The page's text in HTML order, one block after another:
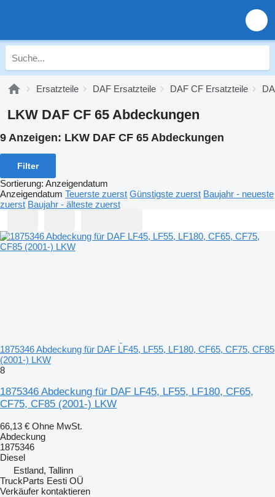
Ersatzteile DAF Ersatzteile DAF CF Ersatzteile
LKW DAF CF 65 Abdeckungen
9 Anzeigen: LKW DAF CF 65 Abdeckungen
Filter
Sortierung: Anzeigendatum
Anzeigendatum Teuerste zuerst Günstigste zuerst Baujahr - neueste
zuerst Baujahr - älteste zuerst
1875346 Abdeckung für DAF LF45, LF55, LF180, CF65, CF75, CF85
(2001-) LKW
8
1875346 Abdeckung für DAF LF45, LF55, LF180, CF65,
CF75, CF85 (2001-) LKW
66,13 € Ohne MwSt.
Abdeckung
1875346
Diesel
Estland, Tallinn
TruckParts Eesti OÜ
Verkäufer kontaktieren